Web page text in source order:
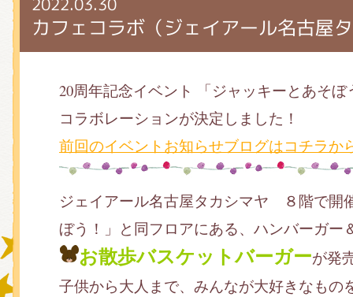
カフェコラボ（ジェイアール名古屋
20周年記念イベント 「ジャッキーとあそ
コラボレーションが決定しました！
前回のイベントお知らせブログはコチラか
ジェイアール名古屋タカシマヤ ８階で開
ぼう！」と同フロアにある、ハンバーガー
お散歩バスケットバーガーが発
子供から大人まで、みんなが大好きなもの
絵本・作家紹介
ショップインフォメーション
グッズインフォメーション
ミュージカル・コンサート